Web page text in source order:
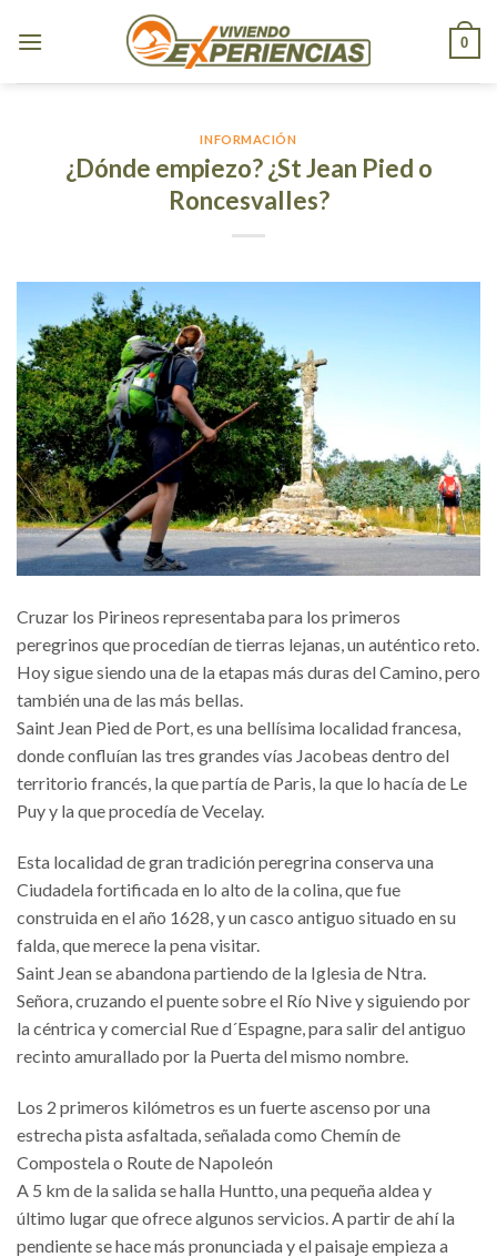
0
INFORMACIÓN
¿Dónde empiezo? ¿St Jean Pied o
Roncesvalles?
Cruzar los Pirineos representaba para los primeros
peregrinos que procedían de tierras lejanas, un auténtico reto.
Hoy sigue siendo una de la etapas más duras del Camino, pero
también una de las más bellas.
Saint Jean Pied de Port, es una bellísima localidad francesa,
donde confluían las tres grandes vías Jacobeas dentro del
territorio francés, la que partía de Paris, la que lo hacía de Le
Puy y la que procedía de Vecelay.
Esta localidad de gran tradición peregrina conserva una
Ciudadela fortificada en lo alto de la colina, que fue
construida en el año 1628, y un casco antiguo situado en su
falda, que merece la pena visitar.
Saint Jean se abandona partiendo de la Iglesia de Ntra.
Señora, cruzando el puente sobre el Río Nive y siguiendo por
la céntrica y comercial Rue d´Espagne, para salir del antiguo
recinto amurallado por la Puerta del mismo nombre.
Los 2 primeros kilómetros es un fuerte ascenso por una
estrecha pista asfaltada, señalada como Chemín de
Compostela o Route de Napoleón
A 5 km de la salida se halla Huntto, una pequeña aldea y
último lugar que ofrece algunos servicios. A partir de ahí la
pendiente se hace más pronunciada y el paisaje empieza a